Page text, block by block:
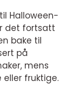
Halloween-
det fortsatt
bake til
på
mens
fruktige.